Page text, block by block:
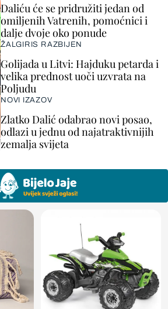
Daliću će se pridružiti jedan od
omiljenih Vatrenih, pomoćnici i
dalje dvoje oko ponude
ŽALGIRIS RAZBIJEN
Golijada u Litvi: Hajduku petarda i
velika prednost uoči uzvrata na
Poljudu
NOVI IZAZOV
Zlatko Dalić odabrao novi posao,
odlazi u jednu od najatraktivnijih
zemalja svijeta